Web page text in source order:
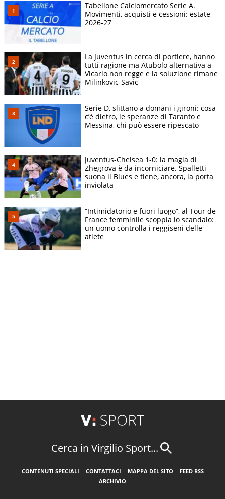
Tabellone Calciomercato Serie A.
Movimenti, acquisti e cessioni: estate
2026-27
La Juventus in cerca di portiere, hanno
tutti ragione ma Atubolo alternativa a
Vicario non regge e la soluzione rimane
Milinkovic-Savic
Serie D, slittano a domani i gironi: cosa
c’è dietro, le speranze di Taranto e
Messina, chi può essere ripescato
Juventus-Chelsea 1-0: la magia di
Zhegrova è da incorniciare. Spalletti
suona il Blues e tiene, ancora, la porta
inviolata
“Intimidatorio e fuori luogo”, al Tour de
France femminile scoppia lo scandalo:
un uomo controlla i reggiseni delle
atlete
Cerca in Virgilio Sport...
CONTENUTI SPECIALI CONTATTACI MAPPA DEL SITO
FEED RSS
ARCHIVIO